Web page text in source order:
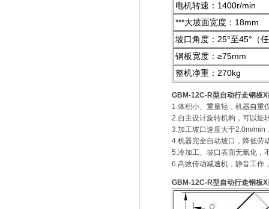
电机转速：1400r/min
***大坡面宽度：18mm
坡口角度：25°至45°（
钢板宽度：≥75mm
整机净重：270kg
GBM-12C-R型自动行走钢板
1.体积小、重量轻，机器自重
2.自主设计旋转机构，可以旋
3.加工坡口速度大于2.0m/min
4.机器完全自动坡口，降低劳
5.冷加工、坡口表面无氧化，
6.高效传动减速机，静音工作
GBM-12C-R型自动行走钢板